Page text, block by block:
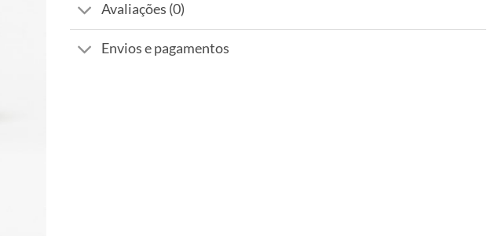
Avaliações (0)
Envios e pagamentos